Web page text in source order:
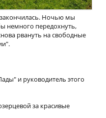
Ночью мы
немного передохнуть,
рвануть на свободные
и руководитель этого
за красивые